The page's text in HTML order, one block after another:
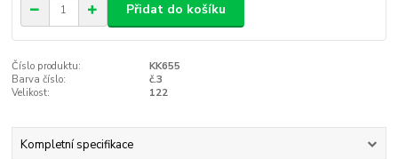
Přidat do košíku
Číslo produktu:
KK655
Barva číslo:
č.3
Velikost:
122
Kompletní specifikace